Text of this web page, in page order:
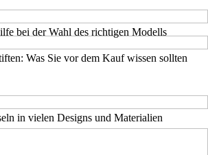
Was Sie vor dem Kauf wissen sollten
bei der Wahl des richtigen Modells
in vielen Designs und Materialien